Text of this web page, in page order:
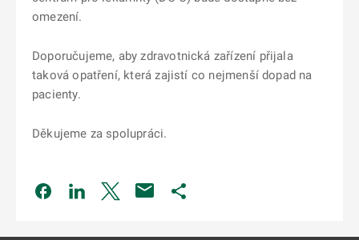
omezení.
Doporučujeme, aby zdravotnická zařízení přijala
taková opatření, která zajistí co nejmenší dopad na
pacienty.
Děkujeme za spolupráci.
Odkaz se otevře na nové kartě
Odkaz se otevře na nové kartě
Odkaz se otevře na nové kartě